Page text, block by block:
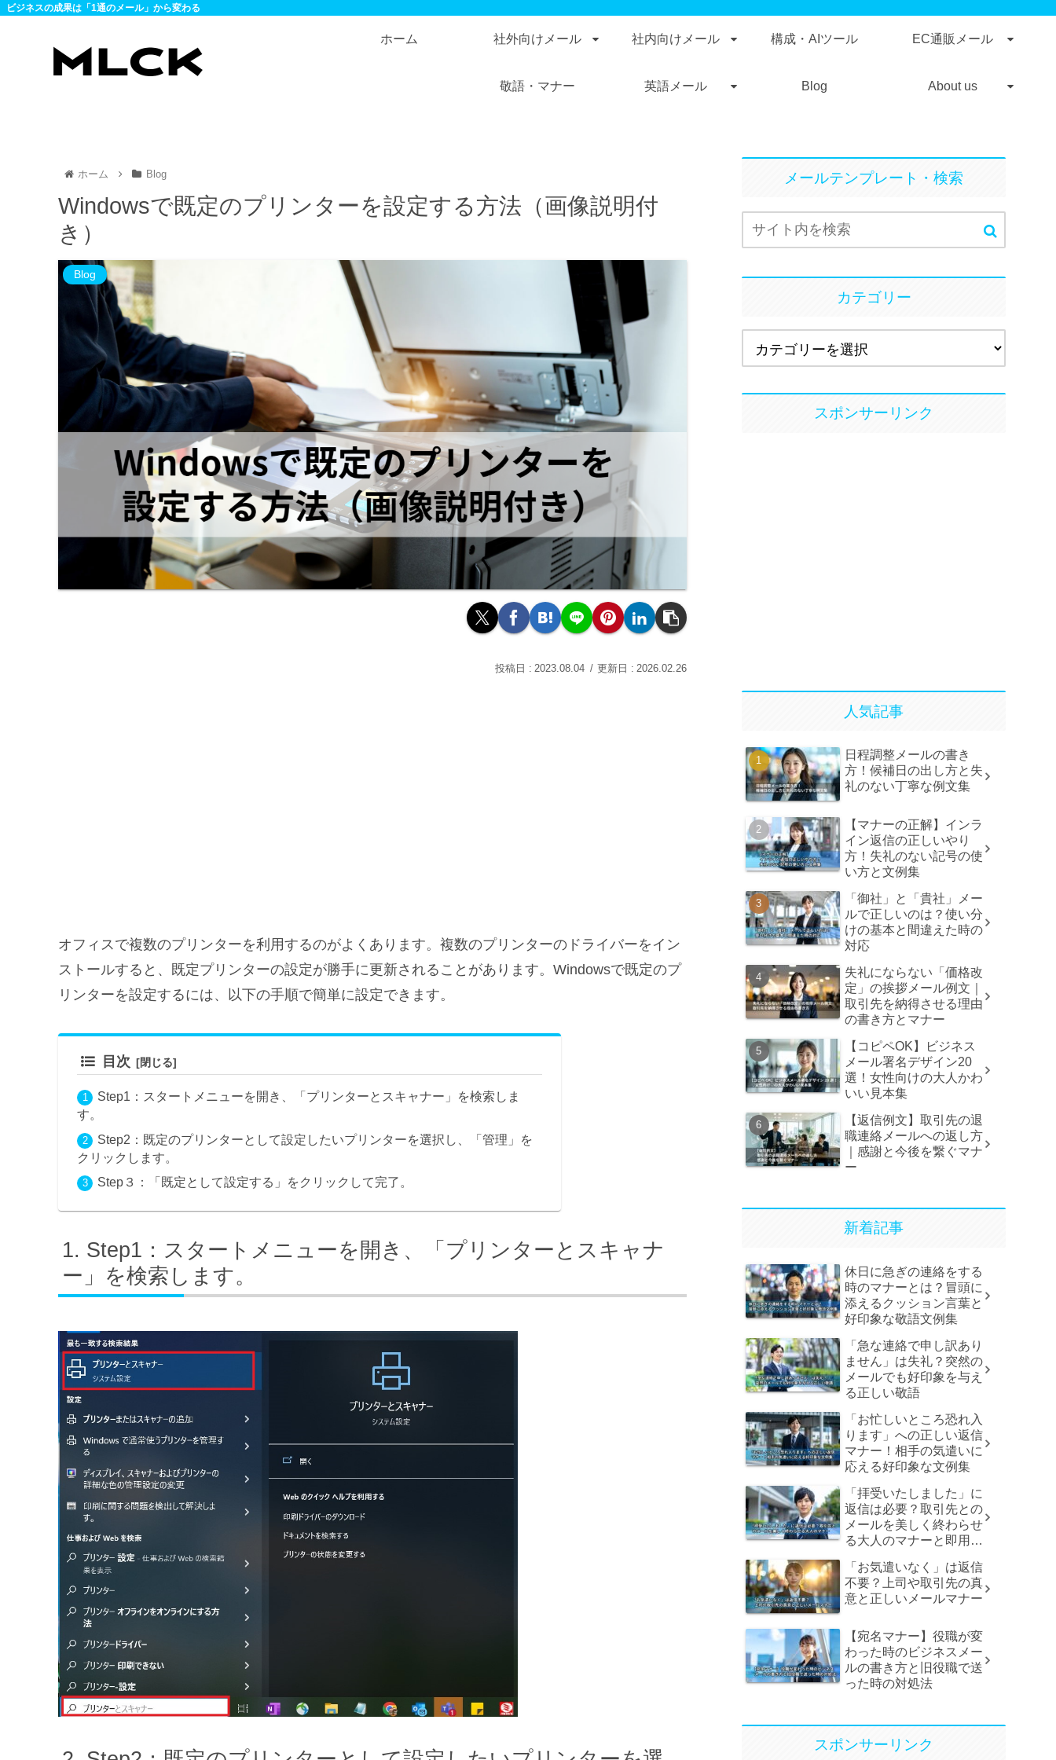
ビジネスの成果は「1通のメール」から変わる
ホーム 社外向けメール 社内向けメール 構成・AIツール EC通販メール
敬語・マナー 英語メール Blog About us
ホーム Blog
Windowsで既定のプリンターを設定する方法（画像説明付
き）
Blog
2023.08.04 2026.02.26
オフィスで複数のプリンターを利用するのがよくあります。複数のプリンターのドライバーをイン
ストールすると、既定プリンターの設定が勝手に更新されることがあります。Windowsで既定のプ
リンターを設定するには、以下の手順で簡単に設定できます。
目次
Step1：スタートメニューを開き、「プリンターとスキャナー」を検索しま
す。
Step2：既定のプリンターとして設定したいプリンターを選択し、「管理」を
クリックします。
Step３：「既定として設定する」をクリックして完了。
Step1：スタートメニューを開き、「プリンターとスキャナ
ー」を検索します。
メールテンプレート・検索
カテゴリー
スポンサーリンク
人気記事
日程調整メールの書き
方！候補日の出し方と失
礼のない丁寧な例文集
【マナーの正解】インラ
イン返信の正しいやり
方！失礼のない記号の使
い方と文例集
「御社」と「貴社」メー
ルで正しいのは？使い分
けの基本と間違えた時の
対応
失礼にならない「価格改
定」の挨拶メール例文｜
取引先を納得させる理由
の書き方とマナー
【コピペOK】ビジネス
メール署名デザイン20
選！女性向けの大人かわ
いい見本集
【返信例文】取引先の退
職連絡メールへの返し方
｜感謝と今後を繋ぐマナ
ー
新着記事
休日に急ぎの連絡をする
時のマナーとは？冒頭に
添えるクッション言葉と
好印象な敬語文例集
「急な連絡で申し訳あり
ません」は失礼？突然の
メールでも好印象を与え
る正しい敬語
「お忙しいところ恐れ入
ります」への正しい返信
マナー！相手の気遣いに
応える好印象な文例集
「拝受いたしました」に
返信は必要？取引先との
メールを美しく終わらせ
る大人のマナーと即用文
「お気遣いなく」は返信
不要？上司や取引先の真
意と正しいメールマナー
【宛名マナー】役職が変
わった時のビジネスメー
ルの書き方と旧役職で送
った時の対処法
スポンサーリンク